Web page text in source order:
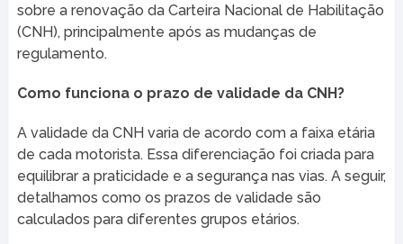
sobre a renovação da Carteira Nacional de Habilitação
(CNH), principalmente após as mudanças de
regulamento.
Como funciona o prazo de validade da CNH?
A validade da CNH varia de acordo com a faixa etária
de cada motorista. Essa diferenciação foi criada para
equilibrar a praticidade e a segurança nas vias. A seguir,
detalhamos como os prazos de validade são
calculados para diferentes grupos etários.